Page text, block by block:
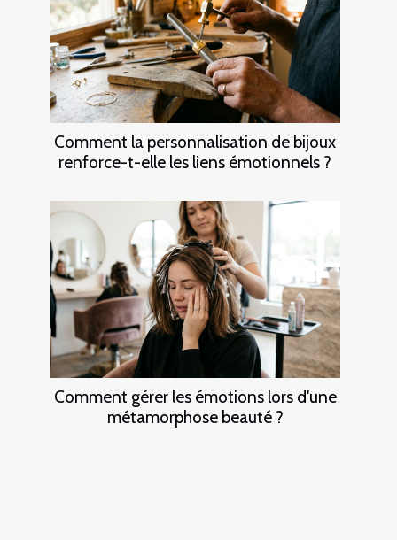
Comment la personnalisation de bijoux
renforce-t-elle les liens émotionnels ?
Comment gérer les émotions lors d'une
métamorphose beauté ?